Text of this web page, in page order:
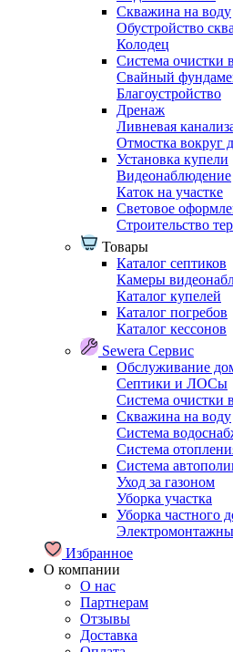
Скважина на воду
Обустройство
Колодец
Система очистки
Свайный
Благоустройство
Дренаж
Ливневая
Отмостка вокруг
Установка купели
Видеонаблюдение
Каток на участке
Световое
Строительство
Товары
Каталог септиков
Камеры
Каталог купелей
Каталог погребов
Каталог кессонов
Sewera Сервис
Обслуживание
Септики и ЛОСы
Система очистки
Скважина на воду
Система
Система
Система
Уход за газоном
Уборка участка
Уборка частного
Избранное
О компании
О нас
Партнерам
Отзывы
Доставка